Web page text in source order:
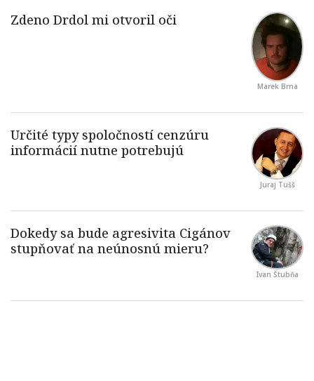
Marek Brna
Juraj Tušš
Ivan Štubňa